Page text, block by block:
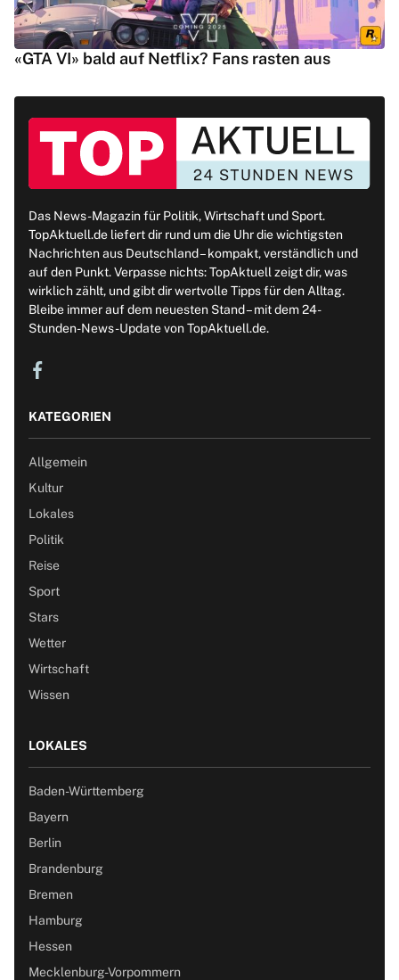
«GTA VI» bald auf Netflix? Fans rasten aus
Das News-Magazin für Politik, Wirtschaft und Sport.
TopAktuell.de liefert dir rund um die Uhr die wichtigsten
Nachrichten aus Deutschland – kompakt, verständlich und
auf den Punkt. Verpasse nichts: TopAktuell zeigt dir, was
wirklich zählt, und gibt dir wertvolle Tipps für den Alltag.
Bleibe immer auf dem neuesten Stand – mit dem 24-
Stunden-News-Update von TopAktuell.de.
KATEGORIEN
Allgemein
Kultur
Lokales
Politik
Reise
Sport
Stars
Wetter
Wirtschaft
Wissen
LOKALES
Baden-Württemberg
Bayern
Berlin
Brandenburg
Bremen
Hamburg
Hessen
Mecklenburg-Vorpommern